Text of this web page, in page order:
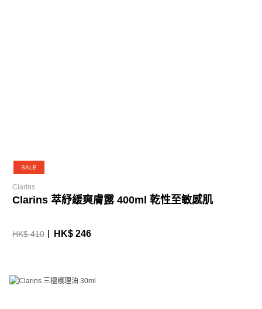
SALE
Clarins
Clarins 萃紓緩爽膚露 400ml 乾性至敏感肌
HK$ 410 HK$ 246